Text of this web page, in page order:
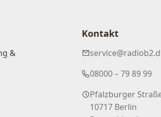
&
Kontakt
08000 – 79 89 99
Pfalzburger
10717 Berlin